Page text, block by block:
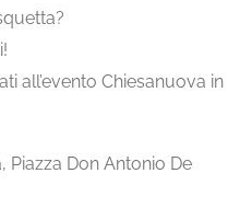
all’evento Chiesanuova in
Piazza Don Antonio De